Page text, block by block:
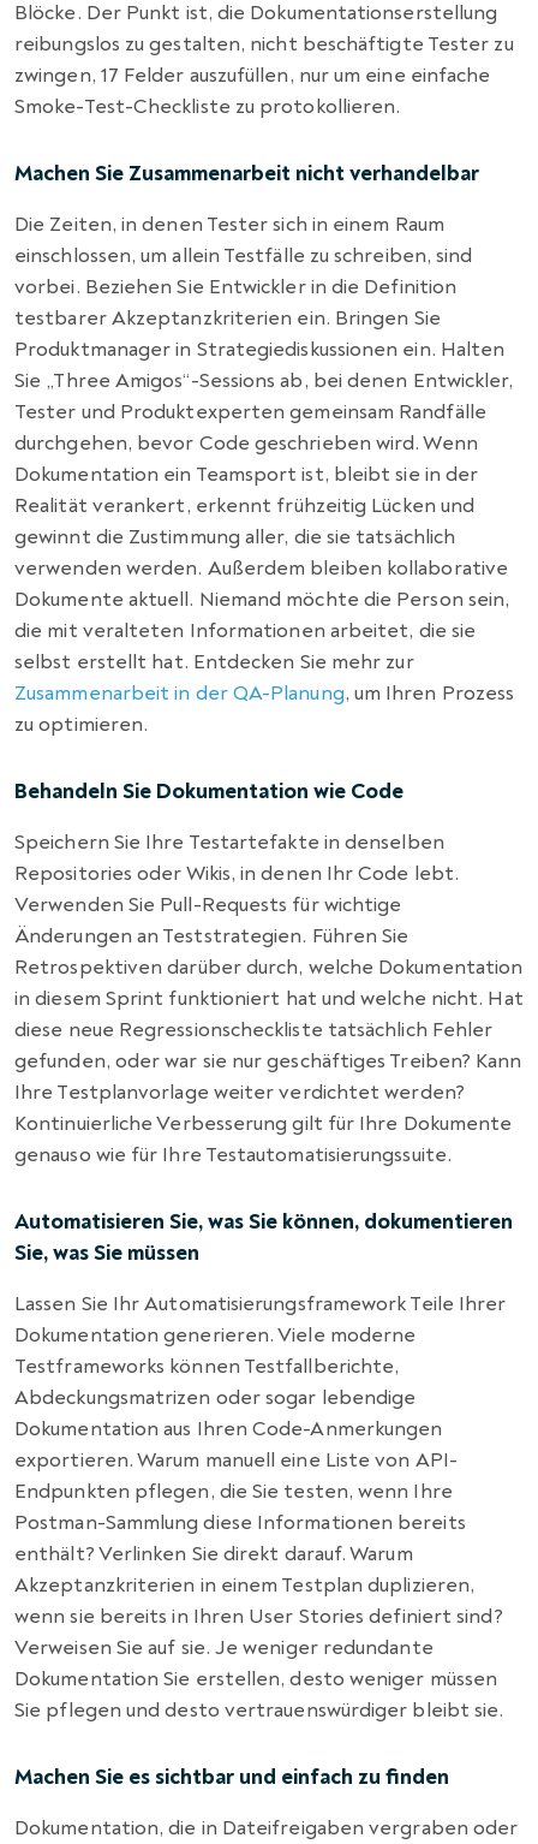
Blöcke. Der Punkt ist, die Dokumentationserstellung
reibungslos zu gestalten, nicht beschäftigte Tester zu
zwingen, 17 Felder auszufüllen, nur um eine einfache
Smoke-Test-Checkliste zu protokollieren.
Machen Sie Zusammenarbeit nicht verhandelbar
Die Zeiten, in denen Tester sich in einem Raum
einschlossen, um allein Testfälle zu schreiben, sind
vorbei. Beziehen Sie Entwickler in die Definition
testbarer Akzeptanzkriterien ein. Bringen Sie
Produktmanager in Strategiediskussionen ein. Halten
Sie „Three Amigos“-Sessions ab, bei denen Entwickler,
Tester und Produktexperten gemeinsam Randfälle
durchgehen, bevor Code geschrieben wird. Wenn
Dokumentation ein Teamsport ist, bleibt sie in der
Realität verankert, erkennt frühzeitig Lücken und
gewinnt die Zustimmung aller, die sie tatsächlich
verwenden werden. Außerdem bleiben kollaborative
Dokumente aktuell. Niemand möchte die Person sein,
die mit veralteten Informationen arbeitet, die sie
selbst erstellt hat. Entdecken Sie mehr zur
Zusammenarbeit in der QA-Planung, um Ihren Prozess
zu optimieren.
Behandeln Sie Dokumentation wie Code
Speichern Sie Ihre Testartefakte in denselben
Repositories oder Wikis, in denen Ihr Code lebt.
Verwenden Sie Pull-Requests für wichtige
Änderungen an Teststrategien. Führen Sie
Retrospektiven darüber durch, welche Dokumentation
in diesem Sprint funktioniert hat und welche nicht. Hat
diese neue Regressionscheckliste tatsächlich Fehler
gefunden, oder war sie nur geschäftiges Treiben? Kann
Ihre Testplanvorlage weiter verdichtet werden?
Kontinuierliche Verbesserung gilt für Ihre Dokumente
genauso wie für Ihre Testautomatisierungssuite.
Automatisieren Sie, was Sie können, dokumentieren
Sie, was Sie müssen
Lassen Sie Ihr Automatisierungsframework Teile Ihrer
Dokumentation generieren. Viele moderne
Testframeworks können Testfallberichte,
Abdeckungsmatrizen oder sogar lebendige
Dokumentation aus Ihren Code-Anmerkungen
exportieren. Warum manuell eine Liste von API-
Endpunkten pflegen, die Sie testen, wenn Ihre
Postman-Sammlung diese Informationen bereits
enthält? Verlinken Sie direkt darauf. Warum
Akzeptanzkriterien in einem Testplan duplizieren,
wenn sie bereits in Ihren User Stories definiert sind?
Verweisen Sie auf sie. Je weniger redundante
Dokumentation Sie erstellen, desto weniger müssen
Sie pflegen und desto vertrauenswürdiger bleibt sie.
Machen Sie es sichtbar und einfach zu finden
Dokumentation, die in Dateifreigaben vergraben oder